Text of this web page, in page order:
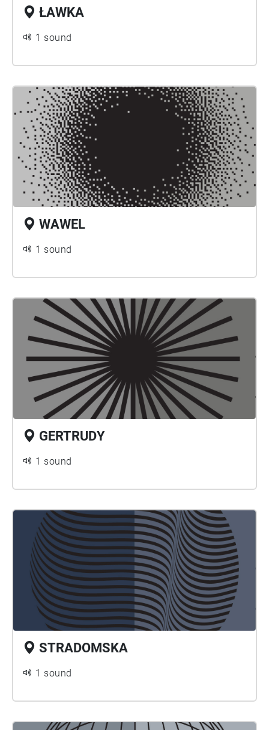
ŁAWKA
1 sound
WAWEL
1 sound
GERTRUDY
1 sound
STRADOMSKA
1 sound